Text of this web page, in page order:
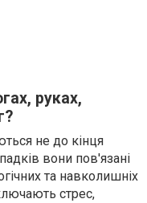
руках,
не до кінця
вони пов'язані
та навколишніх
стрес,